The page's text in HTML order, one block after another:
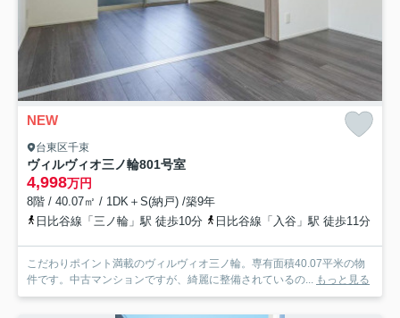
NEW
台東区千束
ヴィルヴィオ三ノ輪801号室
4,998万円
8階 / 40.07㎡ / 1DK＋S(納戸) /築9年
日比谷線「三ノ輪」駅 徒歩10分
日比谷線「入谷」駅 徒歩11分
こだわりポイント満載のヴィルヴィオ三ノ輪。専有面積40.07平米の物
件です。中古マンションですが、綺麗に整備されているの... もっと見る